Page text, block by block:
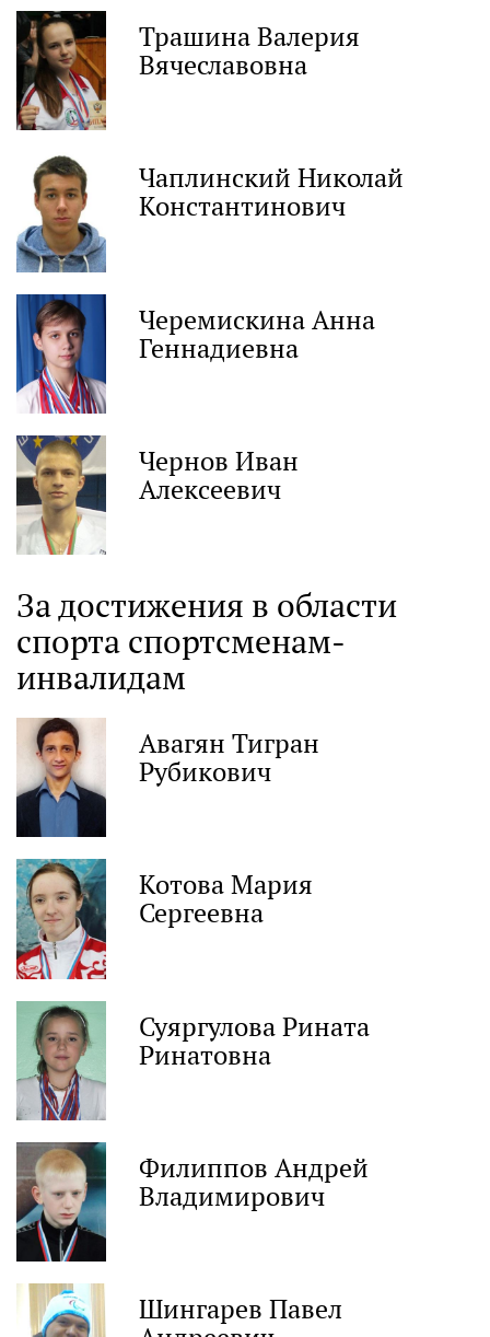
Трашина Валерия
Вячеславовна
Чаплинский Николай
Константинович
Черемискина Анна
Геннадиевна
Чернов Иван
Алексеевич
За достижения в области
спорта спортсменам-
инвалидам
Авагян Тигран
Рубикович
Котова Мария
Сергеевна
Суяргулова Рината
Ринатовна
Филиппов Андрей
Владимирович
Шингарев Павел